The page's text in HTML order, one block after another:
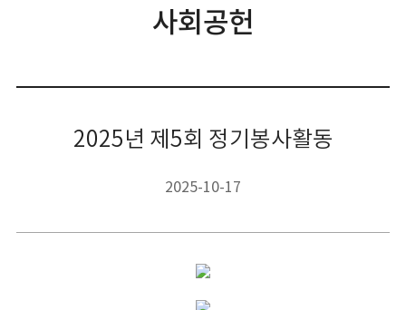
사회공헌
2025년 제5회 정기봉사활동
2025-10-17